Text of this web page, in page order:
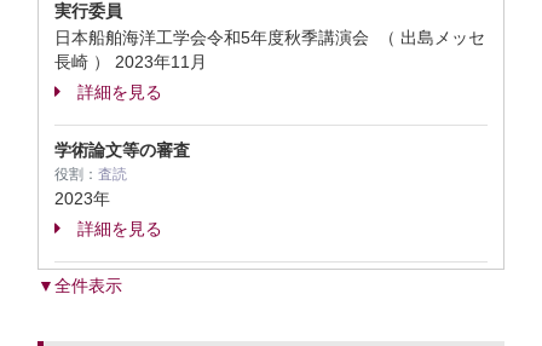
実行委員
日本船舶海洋工学会令和5年度秋季講演会 （ 出島メッセ
長崎 ） 2023年11月
詳細を見る
学術論文等の審査
役割： 査読
2023年
詳細を見る
▼全件表示